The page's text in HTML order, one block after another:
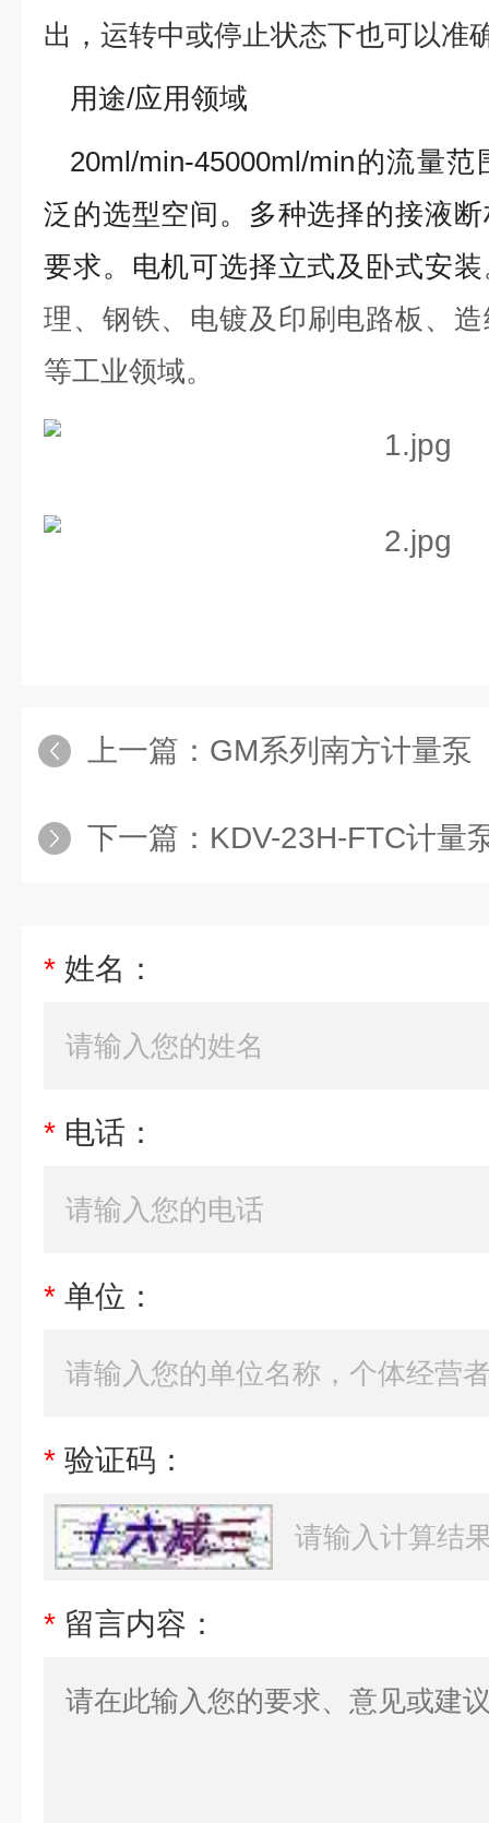
出，运转中或停止状态下也可以准
用途/应用领域
20ml/min-45000ml/min的流量
泛的选型空间。多种选择的接液
要求。电机可选择立式及卧式安
理、钢铁、 电镀及印刷电路板、
等工业领域。
上一篇： GM系列南方计量泵
下一篇： KDV-23H-FTC计量
* 姓名：
* 电话：
* 单位：
* 验证码：
* 留言内容：